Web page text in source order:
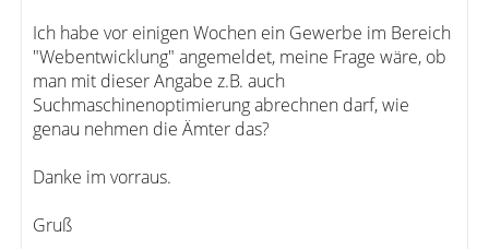
Ich habe vor einigen Wochen ein Gewerbe im Bereich
"Webentwicklung" angemeldet, meine Frage wäre, ob
man mit dieser Angabe z.B. auch
Suchmaschinenoptimierung abrechnen darf, wie
genau nehmen die Ämter das?
Danke im vorraus.
Gruß